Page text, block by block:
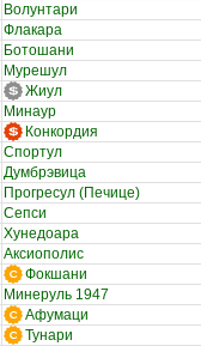
Волунтари
Флакара
Ботошани
Мурешул
Жиул
Минаур
Конкордия
Спортул
Думбрэвица
Прогресул (Печице)
Сепси
Хунедоара
Аксиополис
Фокшани
Минеруль 1947
Афумаци
Тунари